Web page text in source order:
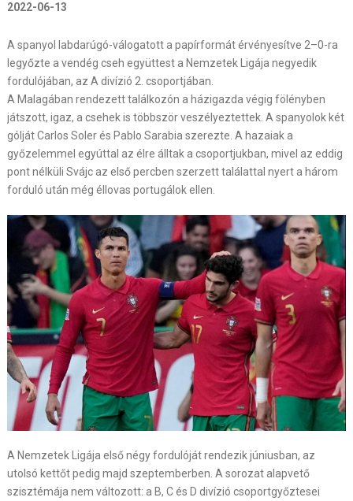
2022-06-13
A spanyol labdarúgó-válogatott a papírformát érvényesítve 2–0-ra
legyőzte a vendég cseh együttest a Nemzetek Ligája negyedik
fordulójában, az A divízió 2. csoportjában.
A Malagában rendezett találkozón a házigazda végig fölényben
játszott, igaz, a csehek is többször veszélyeztettek. A spanyolok két
gólját Carlos Soler és Pablo Sarabia szerezte. A hazaiak a
győzelemmel egyúttal az élre álltak a csoportjukban, mivel az eddig
pont nélküli Svájc az első percben szerzett találattal nyert a három
forduló után még éllovas portugálok ellen.
A Nemzetek Ligája első négy fordulóját rendezik júniusban, az
utolsó kettőt pedig majd szeptemberben. A sorozat alapvető
szisztémája nem változott: a B, C és D divízió csoportgyőztesei